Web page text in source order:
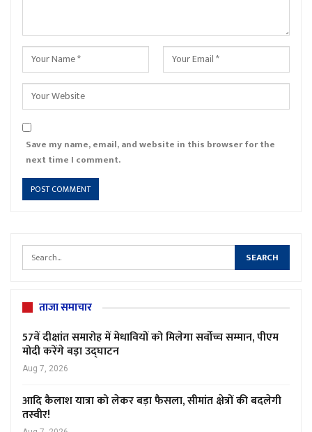
Save my name, email, and website in this browser for the
next time I comment.
ताजा समाचार
57वें दीक्षांत समारोह में मेधावियों को मिलेगा सर्वोच्च सम्मान, पीएम
मोदी करेंगे बड़ा उद्घाटन
Aug 7, 2026
आदि कैलाश यात्रा को लेकर बड़ा फैसला, सीमांत क्षेत्रों की बदलेगी
तस्वीर!